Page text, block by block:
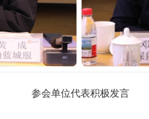
参会单位代表积极发言